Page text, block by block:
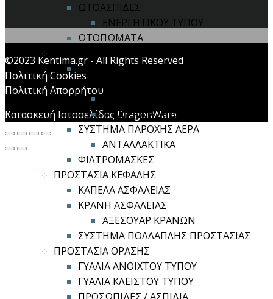
ΩΤΟΑΣΠΙΔΕΣ
ΕΝΕΡΓΗΤΙΚΟΥ ΤΥΠΟΥ
ΩΤΟΠΩΜΑΤΑ
ΠΡΟΣΤΑΣΙΑ ΑΝΑΠΝΟΗΣ
ΜΑΣΚΕΣ ΙΜΙΣΕΩΣ / ΟΛΟΚΛΗΡΟΥ
ΠΡΟΣΩΠΟΥ
ΦΙΛΤΡΑ ΜΑΣΚΩΝ
ΣΥΣΤΗΜΑ ΠΑΡΟΧΗΣ ΑΕΡΑ
ΑΝΤΑΛΛΑΚΤΙΚΑ
ΦΙΛΤΡΟΜΑΣΚΕΣ
ΠΡΟΣΤΑΣΙΑ ΚΕΦΑΛΗΣ
ΚΑΠΕΛΑ ΑΣΦΑΛΕΙΑΣ
ΚΡΑΝΗ ΑΣΦΑΛΕΙΑΣ
ΑΞΕΣΟΥΑΡ ΚΡΑΝΩΝ
ΣΥΣΤΗΜΑ ΠΟΛΛΑΠΛΗΣ ΠΡΟΣΤΑΣΙΑΣ
ΠΡΟΣΤΑΣΙΑ ΟΡΑΣΗΣ
ΓΥΑΛΙΑ ΑΝΟΙΧΤΟΥ ΤΥΠΟΥ
ΓΥΑΛΙΑ ΚΛΕΙΣΤΟΥ ΤΥΠΟΥ
©2023 Kentima.gr - All Rights Reserved
Πολιτική Cookies
Πολιτική Απορρήτου
Κατασκευή Ιστοσελίδας DragonWare